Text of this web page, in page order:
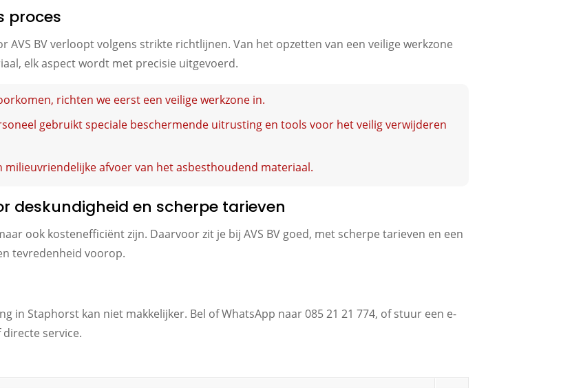
proces
BV verloopt volgens strikte richtlijnen. Van het opzetten van een veilige werkzone
elk aspect wordt met precisie uitgevoerd.
richten we eerst een veilige werkzone in.
gebruikt speciale beschermende uitrusting en tools voor het veilig verwijderen
milieuvriendelijke afvoer van het asbesthoudend materiaal.
deskundigheid en scherpe tarieven
ook kostenefficiënt zijn. Daarvoor zit je bij AVS BV goed, met scherpe tarieven en een
tevredenheid voorop.
in Staphorst kan niet makkelijker. Bel of WhatsApp naar 085 21 21 774, of stuur een e-
service.